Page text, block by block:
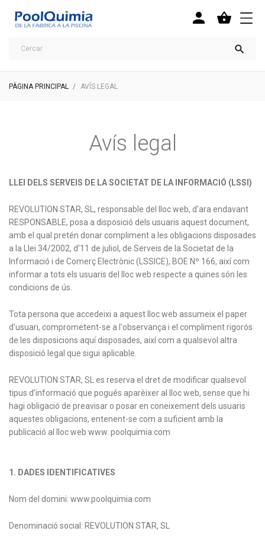



PÀGINA PRINCIPAL AVÍS LEGAL
Avís legal
LLEI DELS SERVEIS DE LA SOCIETAT DE LA INFORMACIÓ (LSSI)
REVOLUTION STAR, SL, responsable del lloc web, d'ara endavant
RESPONSABLE, posa a disposició dels usuaris aquest document,
amb el qual pretén donar compliment a les obligacions disposades
a la Llei 34/2002, d'11 de juliol, de Serveis de la Societat de la
Informació i de Comerç Electrònic (LSSICE), BOE Nº 166, així com
informar a tots els usuaris del lloc web respecte a quines són les
condicions de ús.
Tota persona que accedeixi a aquest lloc web assumeix el paper
d'usuari, comprometent-se a l'observança i el compliment rigorós
de les disposicions aquí disposades, així com a qualsevol altra
disposició legal que sigui aplicable.
REVOLUTION STAR, SL es reserva el dret de modificar qualsevol
tipus d'informació que pogués aparèixer al lloc web, sense que hi
hagi obligació de preavisar o posar en coneixement dels usuaris
aquestes obligacions, entenent-se com a suficient amb la
publicació al lloc web www. poolquimia.com
1. DADES IDENTIFICATIVES
Nom del domini: www.poolquimia.com
Denominació social: REVOLUTION STAR, SL